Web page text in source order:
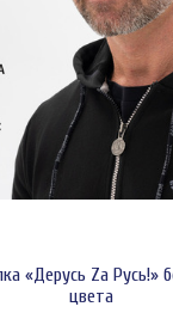
«Дерусь Zа Русь!»
цвета